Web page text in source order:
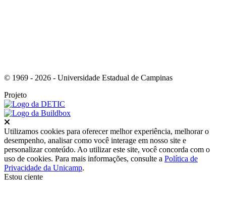
© 1969 - 2026 - Universidade Estadual de Campinas
Projeto
Utilizamos cookies para oferecer melhor experiência, melhorar o
desempenho, analisar como você interage em nosso site e
personalizar conteúdo. Ao utilizar este site, você concorda com o
uso de cookies. Para mais informações, consulte a Política de
Privacidade da Unicamp.
Estou ciente